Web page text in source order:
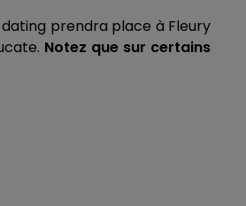
dating prendra place à Fleury
. Notez que sur certains